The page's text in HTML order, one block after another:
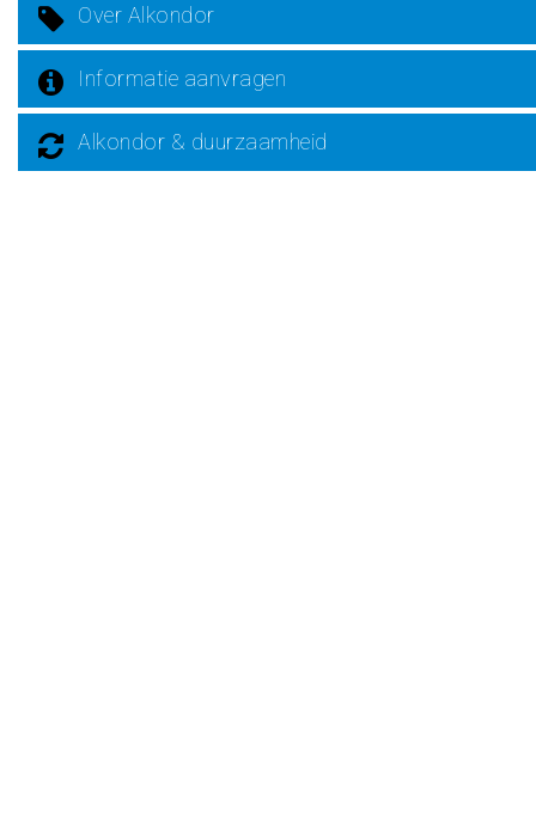
Over Alkondor
Informatie aanvragen
Alkondor & duurzaamheid